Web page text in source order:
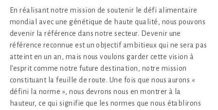
En réalisant notre mission de soutenir le défi alimentaire
mondial avec une génétique de haute qualité, nous pouvons
devenir la référence dans notre secteur. Devenir une
référence reconnue est un objectif ambitieux qui ne sera pas
atteint en un an, mais nous voulons garder cette vision à
l'esprit comme notre future destination, notre mission
constituant la feuille de route. Une fois que nous aurons «
défini la norme », nous devrons nous en montrer à la
hauteur, ce qui signifie que les normes que nous établirons